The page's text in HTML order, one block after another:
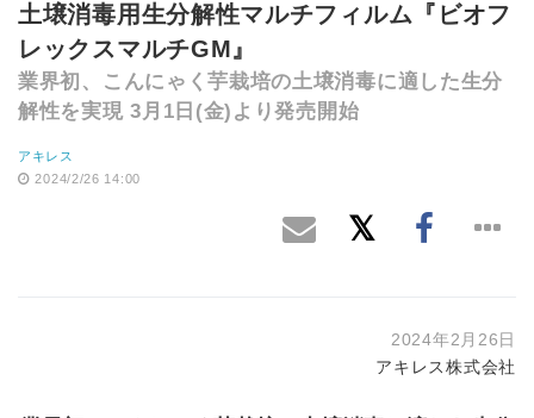
土壌消毒用生分解性マルチフィルム『ビオフ
レックスマルチGM』
業界初、こんにゃく芋栽培の土壌消毒に適した生分
解性を実現 3月1日(金)より発売開始
アキレス
2024/2/26 14:00
2024年2月26日
アキレス株式会社